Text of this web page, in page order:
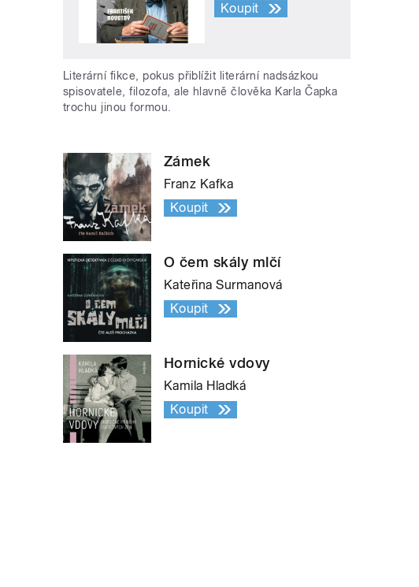
Koupit
Literární fikce, pokus přiblížit literární nadsázkou
spisovatele, filozofa, ale hlavně člověka Karla Čapka
trochu jinou formou.
Zámek
Franz Kafka
Koupit
O čem skály mlčí
Kateřina Surmanová
Koupit
Hornické vdovy
Kamila Hladká
Koupit